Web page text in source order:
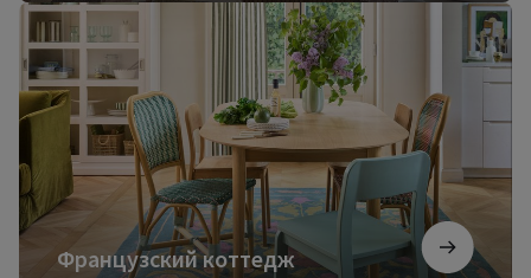
Французский коттедж
Французский
коттедж